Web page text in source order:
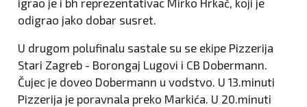
igrao je i bh reprezentativac Mirko Hrkač, koji je
odigrao jako dobar susret.
U drugom polufinalu sastale su se ekipe Pizzerija
Stari Zagreb - Borongaj Lugovi i CB Dobermann.
Čujec je doveo Dobermann u vodstvo. U 13.minuti
Pizzerija je poravnala preko Markića. U 20.minuti